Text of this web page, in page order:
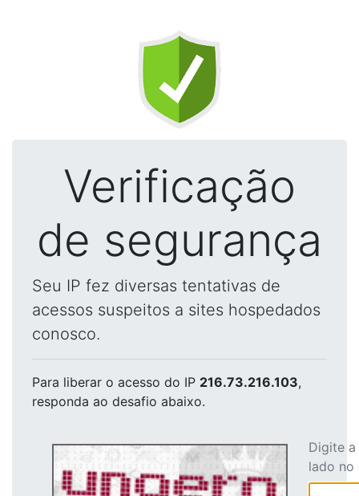
Verificação
de segurança
Seu IP fez diversas tentativas de
acessos suspeitos a sites hospedados
conosco.
Para liberar o acesso do IP 216.73.216.103,
responda ao desafio abaixo.
Digite
lado no